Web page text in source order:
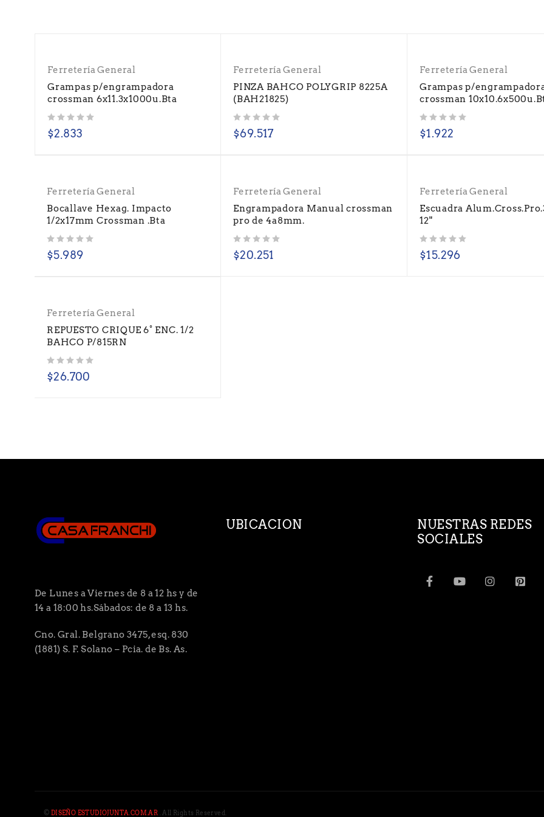
Ferretería General
Grampas p/engrampadora
crossman 6x11.3x1000u.Bta
$2.833
Ferretería General
PINZA BAHCO POLYGRIP 8225A
(BAH21825)
$69.517
Ferretería General
Grampas p/
crossman
$1.922
Ferretería General
Bocallave Hexag. Impacto
1/2x17mm Crossman .Bta
$5.989
Ferretería General
Engrampadora Manual crossman
pro de 4a8mm.
$20.251
Ferretería General
Escuadra
12"
$15.296
Ferretería General
REPUESTO CRIQUE 6° ENC. 1/2
BAHCO P/815RN
$26.700
De Lunes a Viernes de 8 a 12 hs y de
14 a 18:00 hs.Sábados: de 8 a 13 hs.
Cno. Gral. Belgrano 3475, esq. 830
(1881) S. F. Solano – Pcia. de Bs. As.
UBICACION
NUESTRAS REDES
SOCIALES
© DISEÑO ESTUDIOJUNTA.COM.AR . All Rights Reserved.